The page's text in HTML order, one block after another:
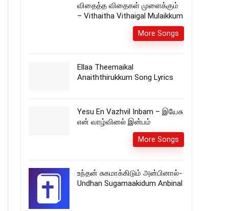
விதைத்த விதைகள் முளைக்கும்
– Vithaitha Vithaigal Mulaikkum
More Songs
Ellaa Theemaikal
Anaiththirukkum Song Lyrics
Yesu En Vazhvil Inbam – இயேசு
என் வாழ்வினல் இன்பம்
More Songs
உந்தன் சுகமாக்கிடும் அன்பினால்-
Undhan Sugamaakidum Anbinal